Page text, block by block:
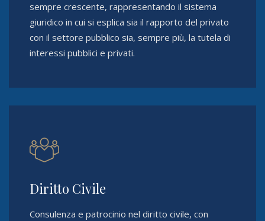
sempre crescente, rappresentando il sistema
giuridico in cui si esplica sia il rapporto del privato
con il settore pubblico sia, sempre più, la tutela di
interessi pubblici e privati.
Diritto Civile
Consulenza e patrocinio nel diritto civile, con